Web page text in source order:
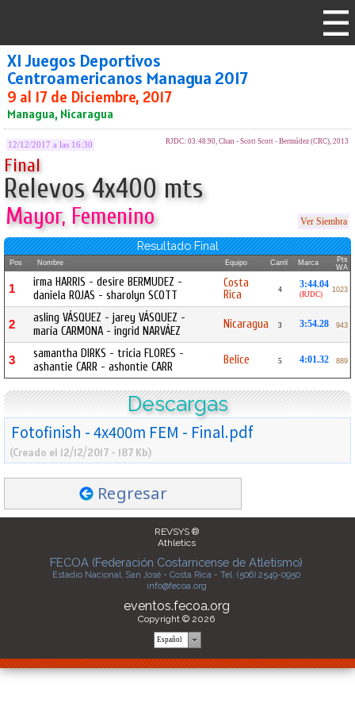
XI Juegos Deportivos
Centroamericanos Managua 2017
9 al 17 de Diciembre, 2017
Managua, Nicaragua
12/12/2017 a las 16:30 RJDC: 03:48.90, Chan - Scott Scott - Bermúdez (CRC), 2013
Final
Relevos 4x400 mts
Mayor, Femenino Ver Siembra
Resultado Final
Pos Nombre Equipo Carril Marca
Pts
WA
1
irma HARRIS - desire BERMUDEZ -
daniela ROJAS - sharolyn SCOTT
Costa
Rica
4 3:44.04
(RJDC)
1023
2
asling VÁSQUEZ - jarey VÁSQUEZ -
maría CARMONA - ingrid NARVÁEZ
Nicaragua 3 3:54.28 943
3
samantha DIRKS - tricia FLORES -
ashantie CARR - ashontie CARR
Belice 5 4:01.32 889
Descargas
Fotofinish - 4x400m FEM - Final.pdf
(Creado el 12/12/2017 - 187 Kb)
Regresar
REVSYS ®
Athletics
FECOA (Federación Costarricense de Atletismo)
Estadio Nacional, San José - Costa Rica - Tel. (506) 2549-0950
info@fecoa.org
eventos.fecoa.org
Copyright © 2026